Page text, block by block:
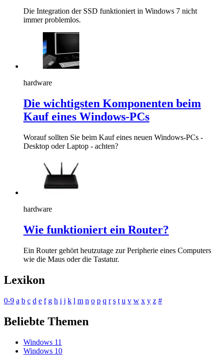
Die Integration der SSD funktioniert in Windows 7 nicht
immer problemlos.
hardware
Die wichtigsten Komponenten beim
Kauf eines Windows-PCs
Worauf sollten Sie beim Kauf eines neuen Windows-PCs -
Desktop oder Laptop - achten?
hardware
Wie funktioniert ein Router?
Ein Router gehört heutzutage zur Peripherie eines Computers
wie die Maus oder die Tastatur.
Lexikon
0-9 a b c d e f g h i j k l m n o p q r s t u v w x y z #
Beliebte Themen
Windows 11
Windows 10